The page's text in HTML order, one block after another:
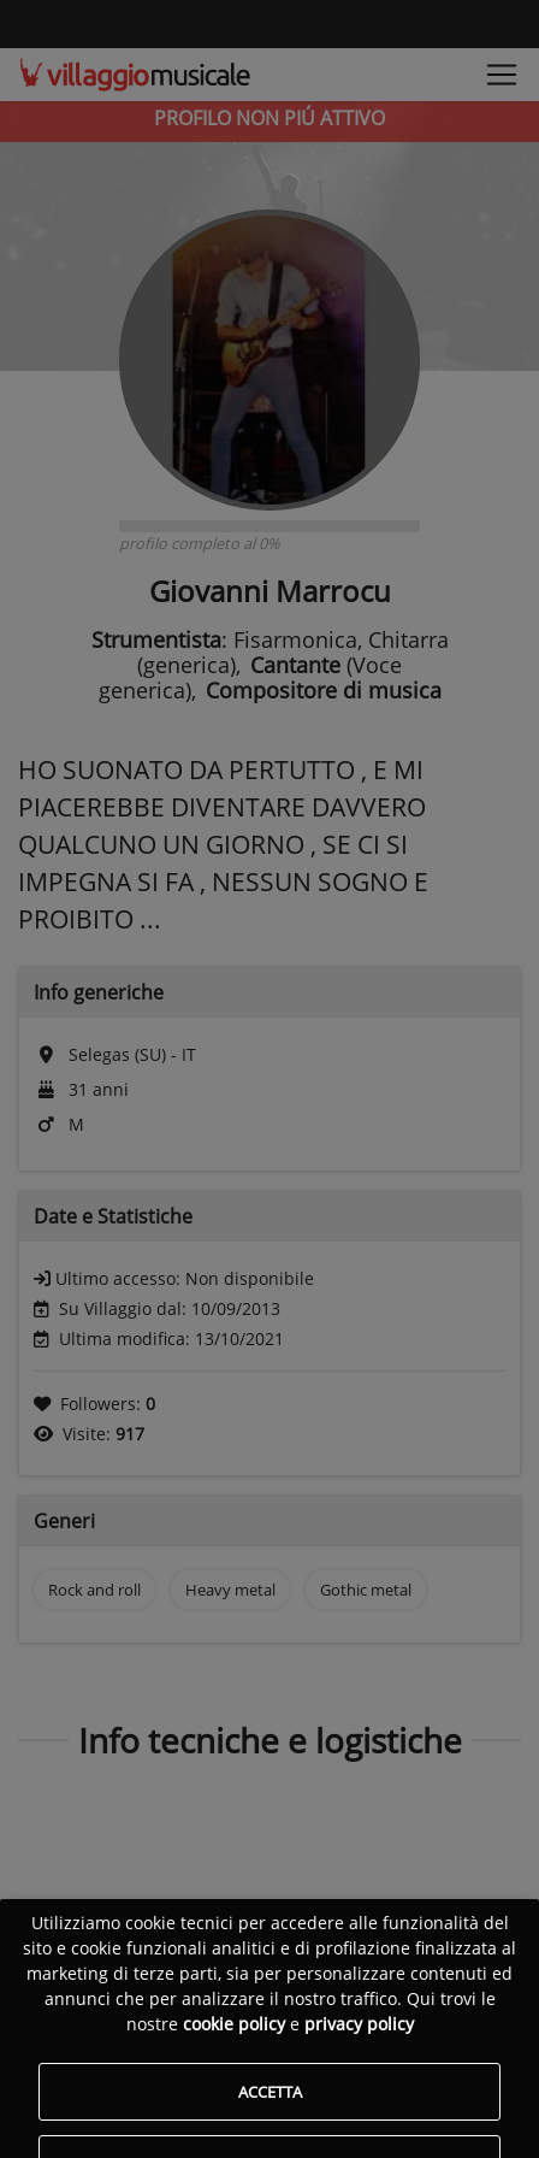
PROFILO NON PIÚ ATTIVO
profilo completo al 0%
Giovanni Marrocu
Strumentista: Fisarmonica, Chitarra
(generica), Cantante (Voce
generica), Compositore di musica
HO SUONATO DA PERTUTTO , E MI
PIACEREBBE DIVENTARE DAVVERO
QUALCUNO UN GIORNO , SE CI SI
IMPEGNA SI FA , NESSUN SOGNO E
PROIBITO ...
Info generiche
Selegas (SU) - IT
31 anni
M
Date e Statistiche
Ultimo accesso: Non disponibile
Su Villaggio dal: 10/09/2013
Ultima modifica: 13/10/2021
Followers: 0
Visite: 917
Generi
Rock and roll Heavy metal Gothic metal
Info tecniche e logistiche
Utilizziamo cookie tecnici per accedere alle funzionalità del
sito e cookie funzionali analitici e di profilazione finalizzata al
marketing di terze parti, sia per personalizzare contenuti ed
annunci che per analizzare il nostro traffico. Qui trovi le
nostre cookie policye privacy policy
ACCETTA